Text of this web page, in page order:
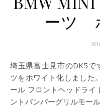
ーツ
埼玉県富士見市のDK5です。 BMW MINI F56 メッキパー
ツをホワイト化しました
ール フロントヘッドライ
ントバンパーグリルモー